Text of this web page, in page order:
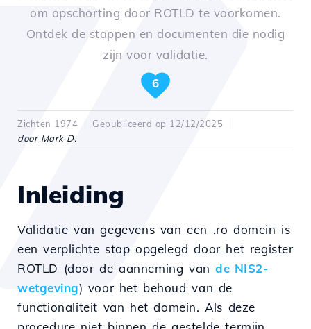
om opschorting door ROTLD te voorkomen.
Ontdek de stappen en documenten die nodig
zijn voor validatie.
6
Zichten 1974
Gepubliceerd op 12/12/2025
door Mark D.
Inleiding
Validatie van gegevens van een .ro domein is
een verplichte stap opgelegd door het register
ROTLD (door de aanneming vande NIS2-
wetgeving) voor het behoud van de
functionaliteit van het domein. Als deze